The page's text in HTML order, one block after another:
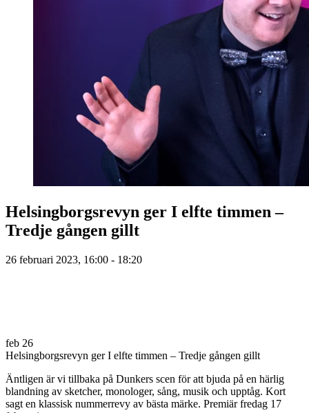
Helsingborgsrevyn ger I elfte timmen –
Tredje gången gillt
26 februari 2023, 16:00 - 18:20
feb 26
Helsingborgsrevyn ger I elfte timmen – Tredje gången gillt
Äntligen är vi tillbaka på Dunkers scen för att bjuda på en härlig
blandning av sketcher, monologer, sång, musik och upptåg. Kort
sagt en klassisk nummerrevy av bästa märke. Premiär fredag 17